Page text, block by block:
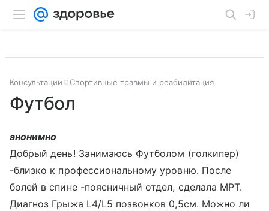
Консультации Спортивные травмы и реабилитация
Футбол
анонимно
Добрый день! Занимаюсь Футболом (голкипер)
-близко к профессиональному уровню. После
болей в спине -поясничный отдел, сделала МРТ.
Диагноз Грыжа L4/L5 позвонков 0,5см. Можно ли